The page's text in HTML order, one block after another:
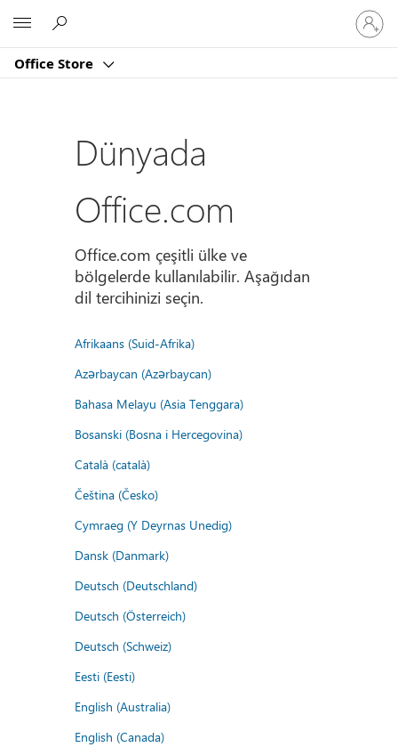
Office Store
oturum
açın
Dünyada
Office.com
Office.com çeşitli ülke ve
bölgelerde kullanılabilir. Aşağıdan
dil tercihinizi seçin.
Afrikaans (Suid-Afrika)
Azərbaycan (Azərbaycan)
Bahasa Melayu (Asia Tenggara)
Bosanski (Bosna i Hercegovina)
Català (català)
Čeština (Česko)
Cymraeg (Y Deyrnas Unedig)
Dansk (Danmark)
Deutsch (Deutschland)
Deutsch (Österreich)
Deutsch (Schweiz)
Eesti (Eesti)
English (Australia)
English (Canada)